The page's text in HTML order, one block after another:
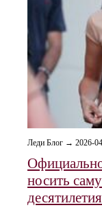
Леди Блог → 2026-
носить